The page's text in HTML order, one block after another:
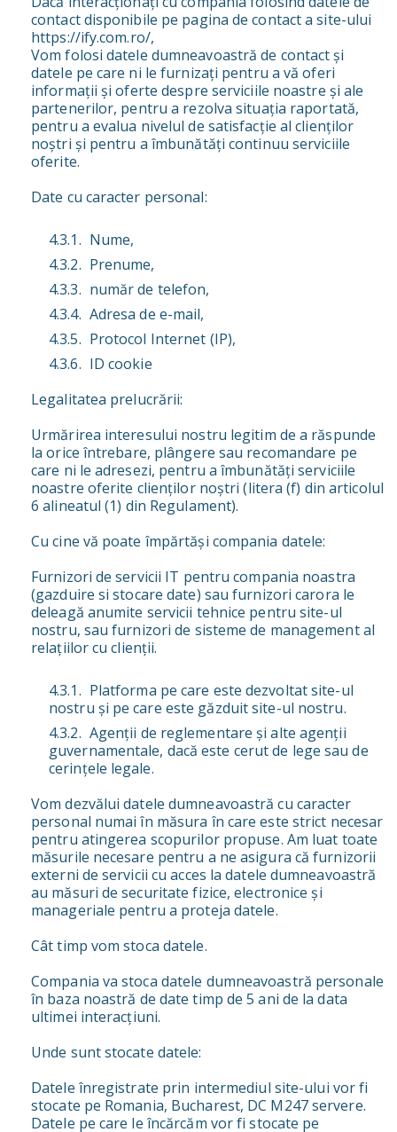
contact disponibile pe pagina de contact a site-ului
https://ify.com.ro/,
Vom folosi datele dumneavoastră de contact și
datele pe care ni le furnizați pentru a vă oferi
informații și oferte despre serviciile noastre și ale
partenerilor, pentru a rezolva situația raportată,
pentru a evalua nivelul de satisfacție al clienților
noștri și pentru a îmbunătăți continuu serviciile
oferite.
Date cu caracter personal:
Nume,
Prenume,
număr de telefon,
Adresa de e-mail,
Protocol Internet (IP),
ID cookie
Legalitatea prelucrării:
Urmărirea interesului nostru legitim de a răspunde
la orice întrebare, plângere sau recomandare pe
care ni le adresezi, pentru a îmbunătăți serviciile
noastre oferite clienților noștri (litera (f) din articolul
6 alineatul (1) din Regulament).
Cu cine vă poate împărtăși compania datele:
Furnizori de servicii IT pentru compania noastra
(gazduire si stocare date) sau furnizori carora le
deleagă anumite servicii tehnice pentru site-ul
nostru, sau furnizori de sisteme de management al
relațiilor cu clienții.
Platforma pe care este dezvoltat site-ul
nostru și pe care este găzduit site-ul nostru.
Agenții de reglementare și alte agenții
guvernamentale, dacă este cerut de lege sau de
cerințele legale.
Vom dezvălui datele dumneavoastră cu caracter
personal numai în măsura în care este strict necesar
pentru atingerea scopurilor propuse. Am luat toate
măsurile necesare pentru a ne asigura că furnizorii
externi de servicii cu acces la datele dumneavoastră
au măsuri de securitate fizice, electronice și
manageriale pentru a proteja datele.
Cât timp vom stoca datele.
Compania va stoca datele dumneavoastră personale
în baza noastră de date timp de 5 ani de la data
ultimei interacțiuni.
Unde sunt stocate datele:
Datele înregistrate prin intermediul site-ului vor fi
stocate pe Romania, Bucharest, DC M247 servere.
Datele pe care le încărcăm vor fi stocate pe